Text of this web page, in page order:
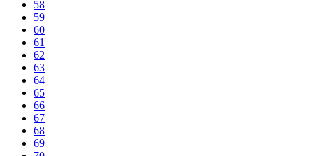
58
59
60
61
62
63
64
65
66
67
68
69